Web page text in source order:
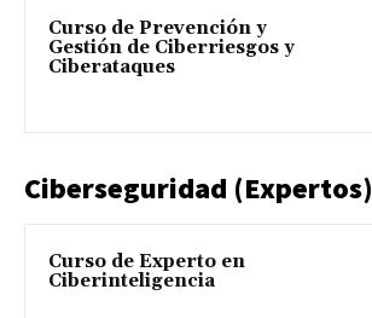
Curso de Prevención y
Gestión de Ciberriesgos y
Ciberataques
Ciberseguridad (Expertos)
Curso de Experto en
Ciberinteligencia